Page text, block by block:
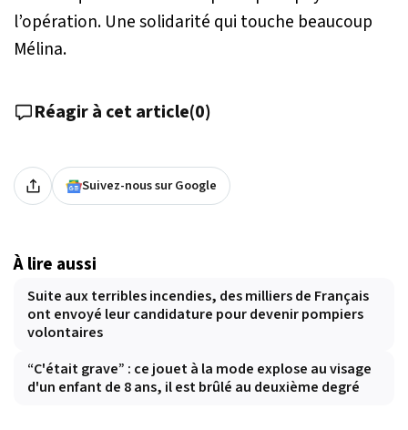
l’opération. Une solidarité qui touche beaucoup
Mélina.
Réagir à cet article(0)
Suivez-nous sur Google
À lire aussi
Suite aux terribles incendies, des milliers de Français
ont envoyé leur candidature pour devenir pompiers
volontaires
“C'était grave” : ce jouet à la mode explose au visage
d'un enfant de 8 ans, il est brûlé au deuxième degré